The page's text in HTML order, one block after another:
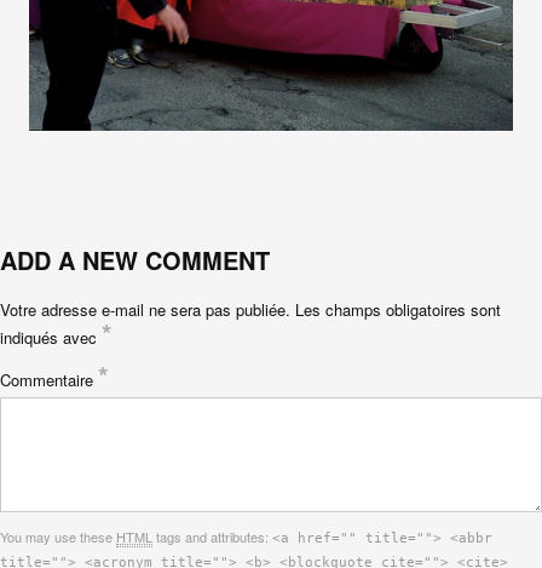
ADD A NEW COMMENT
Votre adresse e-mail ne sera pas publiée. Les champs obligatoires sont
indiqués avec *
Commentaire *
You may use these HTML tags and attributes: <a href="" title=""> <abbr
title=""> <acronym title=""> <b> <blockquote cite=""> <cite>